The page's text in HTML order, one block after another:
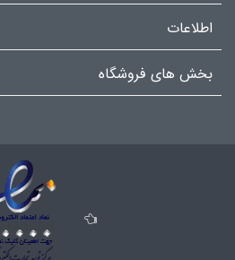
اطلاعات
بخش های فروشگاه